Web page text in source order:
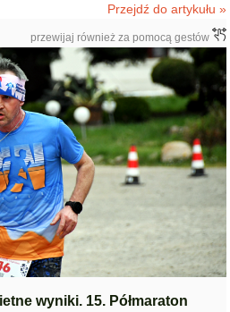
Przejdź do artykułu »
przewijaj również za pomocą gestów
wyniki. 15. Półmaraton